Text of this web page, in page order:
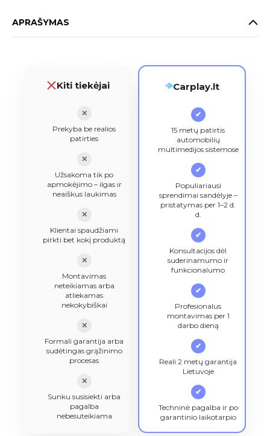
APRAŠYMAS
Kiti tiekėjai
✕
Prekyba be realios
patirties
✕
Užsakoma tik po
apmokėjimo – ilgas ir
neaiškus laukimas
✕
Klientai spaudžiami
pirkti bet kokį produktą
✕
Montavimas
neteikiamas arba
atliekamas
nekokybiškai
✕
Formali garantija arba
sudėtingas grąžinimo
procesas
✕
Sunku susisiekti arba
pagalba
nebesuteikiama
Carplay.lt
✔
15 metų patirtis
automobilių
multimedijos sistemose
✔
Populiariausi
sprendimai sandėlyje –
pristatymas per 1–2 d.
d.
✔
Konsultacijos dėl
suderinamumo ir
funkcionalumo
✔
Profesionalus
montavimas per 1
darbo dieną
✔
Reali 2 metų garantija
Lietuvoje
✔
Techninė pagalba ir po
garantinio laikotarpio